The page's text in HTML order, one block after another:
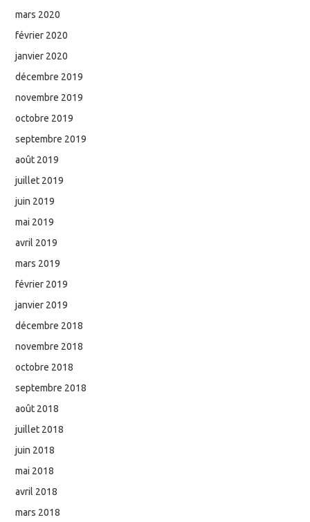
mars 2020
février 2020
janvier 2020
décembre 2019
novembre 2019
octobre 2019
septembre 2019
août 2019
juillet 2019
juin 2019
mai 2019
avril 2019
mars 2019
février 2019
janvier 2019
décembre 2018
novembre 2018
octobre 2018
septembre 2018
août 2018
juillet 2018
juin 2018
mai 2018
avril 2018
mars 2018